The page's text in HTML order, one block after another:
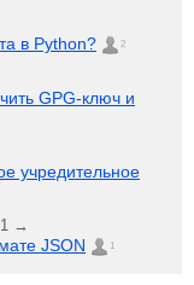
в Python? 2
GPG-ключ и
учредительное
→
JSON 1